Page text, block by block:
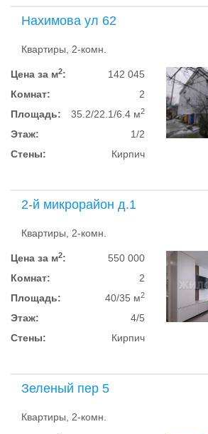
Нахимова ул 62
Квартиры, 2-комн.
Цена за м2:
142 045
Комнат:
2
Площадь:
35.2/22.1/6.4 м2
Этаж:
1/2
Стены:
Кирпич
2-й микрорайон д.1
Квартиры, 2-комн.
Цена за м2:
550 000
Комнат:
2
Площадь:
40/35 м2
Этаж:
4/5
Стены:
Кирпич
Зеленый пер 5
Квартиры, 2-комн.